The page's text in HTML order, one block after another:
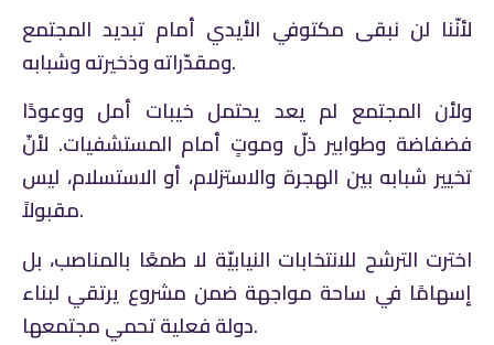
لأنّنا لن نبقى مكتوفي الأيدي أمام تبديد المجتمع
ومقدّراته وذخيرته وشبابه.
ولأن المجتمع لم يعد يحتمل خيبات أمل ووعودًا
فضفاضة وطوابير ذلّ وموتٍ أمام المستشفيات. لأنّ
تخيير شبابه بين الهجرة والاستزلام، أو الاستسلام، ليس
مقبولاً.
اخترت الترشح للانتخابات النيابيّة لا طمعًا بالمناصب، بل
إسهامًا في ساحة مواجهة ضمن مشروع يرتقي لبناء
دولة فعلية تحمي مجتمعها.